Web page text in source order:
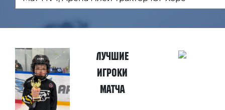
Лучшие
игроки
матча